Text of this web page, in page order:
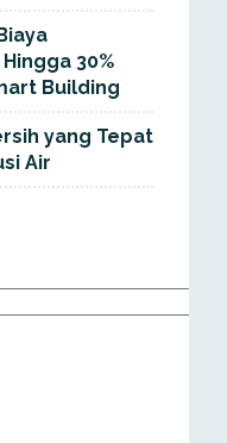
30%
Building
yang Tepat
Air